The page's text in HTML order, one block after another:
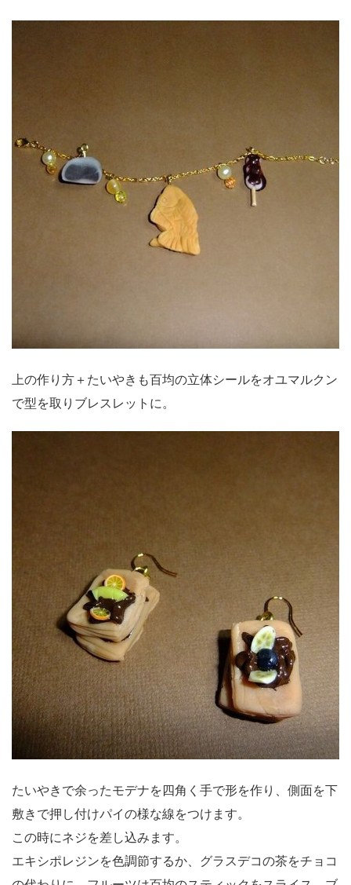
上の作り方＋たいやきも百均の立体シールをオユマルクン
で型を取りブレスレットに。
たいやきで余ったモデナを四角く手で形を作り、側面を下
敷きで押し付けパイの様な線をつけます。
この時にネジを差し込みます。
エキシポレジンを色調節するか、グラスデコの茶をチョコ